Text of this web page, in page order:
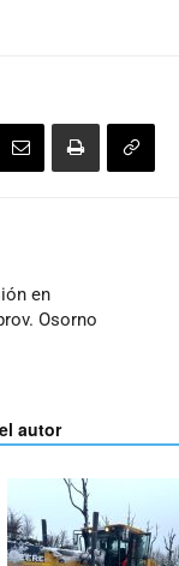
en
Osorno
autor